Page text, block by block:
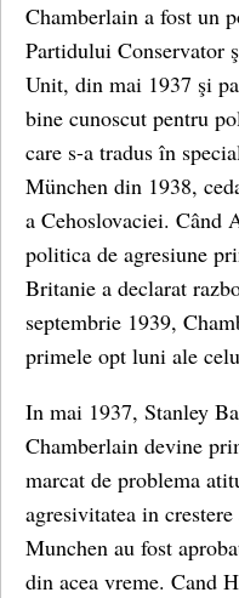
Chamberlain a fost un
Partidului Conservator
Unit, din mai 1937 şi
bine cunoscut pentru
care s-a tradus în
München din 1938,
a Cehoslovaciei. Când
politica de agresiune
Britanie a declarat
septembrie 1939,
primele opt luni ale
In mai 1937, Stanley
Chamberlain devine
marcat de problema
agresivitatea in
Munchen au fost
din acea vreme. Cand